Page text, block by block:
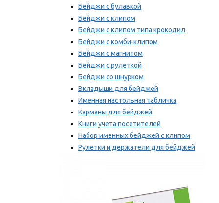
Бейджи с булавкой
Бейджи с клипом
Бейджи с клипом типа крокодил
Бейджи с комби-клипом
Бейджи с магнитом
Бейджи с рулеткой
Бейджи со шнурком
Вкладыши для бейджей
Именная настольная табличка
Карманы для бейджей
Книги учета посетителей
Набор именных бейджей с клипом
Рулетки и держатели для бейджей